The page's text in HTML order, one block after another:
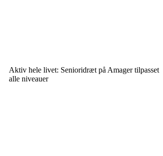
Aktiv hele livet: Senioridræt på Amager tilpasset
alle niveauer